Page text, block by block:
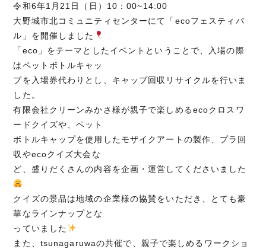
令和6年1月21日（日）10：00~14:00
大野城市北コミュニティセンターにて「ecoフェスティバ
ル」を開催しました
「eco」をテーマとしたイベントということで、入場の際
はペットボトルキャッ
プを入場券代わりとし、キャップ回収リサイクルを行いま
した。
有限会社クリーンみかさ様が親子で楽しめるecoクロスワ
ードクイズや、ペット
ボトルキャップを使用したモザイクアートの製作、プラ回
収やecoクイズ大会な
ど、盛りだくさんの内容を企画・運営してくださいました
クイズの景品は地域の企業様の協賛をいただき、とても豪
華なラインナップとな
っていました
また、tsunagaruwaの共催で、親子で楽しめるワークショ